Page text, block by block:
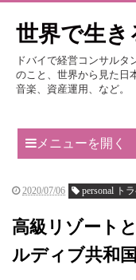
世界で生き
ドバイで経営コンサルタ
のこと、世界から見た日
音楽、資産運用、など。
メニューを開く
2020/07/06 personal ト
高級リゾート
ルディブ共和